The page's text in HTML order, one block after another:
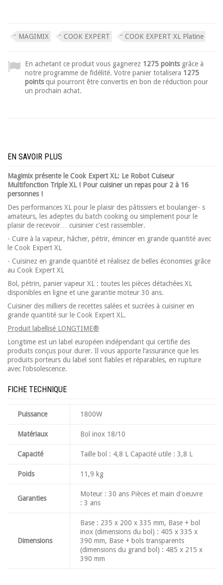
MAGIMIX COOK EXPERT COOK EXPERT XL Platine
En achetant ce produit vous gagnerez 1275 pointsgrâce à
notre programme de fidélité. Votre panier totalisera 1275
pointsqui pourront être convertis en bon de réduction pour
un prochain achat.
EN SAVOIR PLUS
Magimix présente le Cook Expert XL: Le Robot Cuiseur
Multifonction Triple XL ! Pour cuisiner un repas pour 2 à 16
personnes !
Des performances XL pour le plaisir des pâtissiers et boulanger- s
amateurs, les adeptes du batch cooking ou simplement pour le
plaisir de recevoir… cuisinier c'est rassembler.
- Cuire à la vapeur, hâcher, pétrir, émincer en grande quantité avec
le Cook Expert XL
- Cuisinez en grande quantité et réalisez de belles économies grâce
au Cook Expert XL
Bol, pétrin, panier vapeur XL : toutes les pièces détachées XL
disponibles en ligne et une garantie moteur 30 ans.
Cuisiner des milliers de recettes salées et sucrées à cuisiner en
grande quantité sur le Cook Expert XL.
Produit labellisé LONGTIME®
Longtime est un label européen indépendant qui certifie des
produits conçus pour durer. Il vous apporte l’assurance que les
produits porteurs du label sont fiables et réparables, en rupture
avec l’obsolescence.
FICHE TECHNIQUE
Puissance 1800W
Matériaux Bol inox 18/10
Capacité Taille bol : 4,8 L Capacité utile : 3,8 L
Poids 11,9 kg
Garanties
Moteur : 30 ans Pièces et main d'oeuvre
: 3 ans
Dimensions
Base : 235 x 200 x 335 mm, Base + bol
inox (dimensions du bol) : 405 x 335 x
390 mm, Base + bols transparents
(dimensions du grand bol) : 485 x 215 x
390 mm